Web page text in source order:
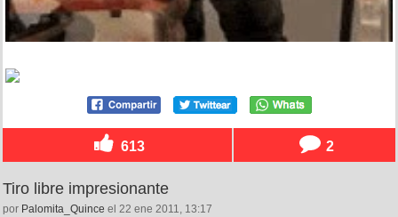
613 2
Tiro libre impresionante
por Palomita_Quince el 22 ene 2011, 13:17